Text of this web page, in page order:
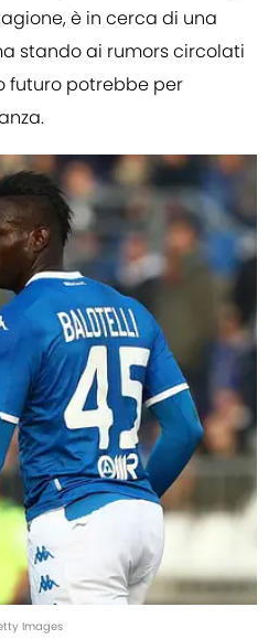
è in cerca di una
stando ai rumors circolati
futuro potrebbe per
Images